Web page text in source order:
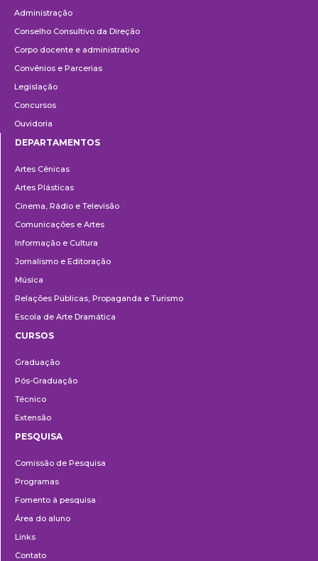
Administração
Conselho Consultivo da Direção
Corpo docente e administrativo
Convênios e Parcerias
Legislação
Concursos
Ouvidoria
DEPARTAMENTOS
Artes Cênicas
Artes Plásticas
Cinema, Rádio e Televisão
Comunicações e Artes
Informação e Cultura
Jornalismo e Editoração
Música
Relações Públicas, Propaganda e Turismo
Escola de Arte Dramática
CURSOS
Graduação
Pós-Graduação
Técnico
Extensão
PESQUISA
Comissão de Pesquisa
Programas
Fomento à pesquisa
Área do aluno
Links
Contato